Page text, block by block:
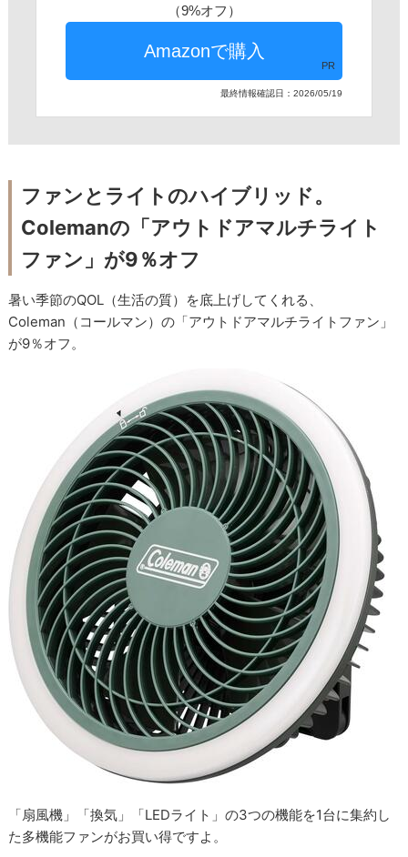
（9%オフ）
PR
最終情報確認日：2026/05/19
ファンとライトのハイブリッド。
Colemanの「アウトドアマルチライト
ファン」が9％オフ
暑い季節のQOL（生活の質）を底上げしてくれる、
Coleman（コールマン）の「アウトドアマルチライトファン」
が9％オフ。
「扇風機」「換気」「LEDライト」の3つの機能を1台に集約し
た多機能ファンがお買い得ですよ。